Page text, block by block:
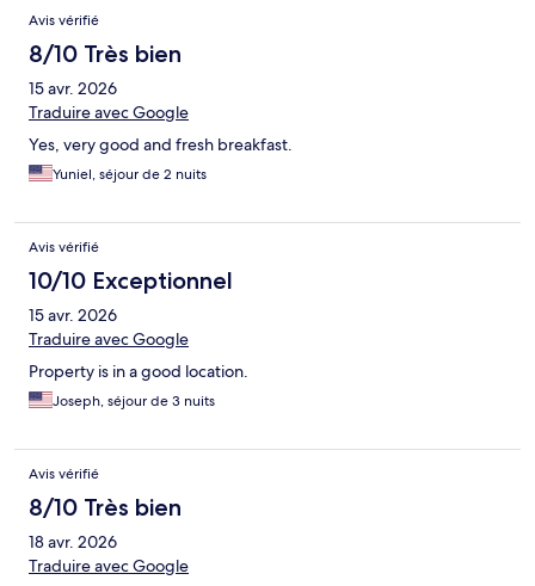
Avis vérifié
8/10 Très bien
15 avr. 2026
Traduire avec Google
Yes, very good and fresh breakfast.
Yuniel, séjour de 2 nuits
Avis vérifié
10/10 Exceptionnel
15 avr. 2026
Traduire avec Google
Property is in a good location.
Joseph, séjour de 3 nuits
Avis vérifié
8/10 Très bien
18 avr. 2026
Traduire avec Google